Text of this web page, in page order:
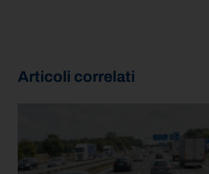
Articoli correlati